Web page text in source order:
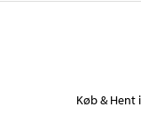
Køb & Hent